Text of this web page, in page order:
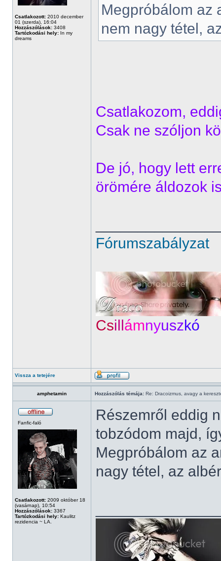
Csatlakozott: 2010 december
01 (szerda), 16:04
Hozzászólások: 3408
Tartózkodási hely: In my
dreams
Megpróbálom az
nem nagy tétel,
Csatlakozom,
Csak ne szóljon
De jó, hogy lett
örömére áldozok
Fórumszabályzat
Csillámnyuszkó
Vissza a tetejére
amphetamin Hozzászólás témája: Re: Dracoizmus, avagy a
Fanfic-faló
Csatlakozott: 2009 október 18
(vasárnap), 10:54
Hozzászólások: 3367
Tartózkodási hely: Kaulitz
rezidencia ~ LA.
Részemről eddig
tobzódom majd,
Megpróbálom az
nagy tétel, az